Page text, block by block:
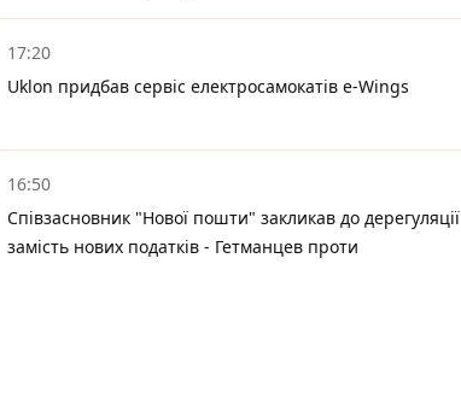
17:20
Uklon придбав сервіс електросамокатів e-Wings
16:50
Співзасновник "Нової пошти" закликав до дерегуляції
замість нових податків - Гетманцев проти